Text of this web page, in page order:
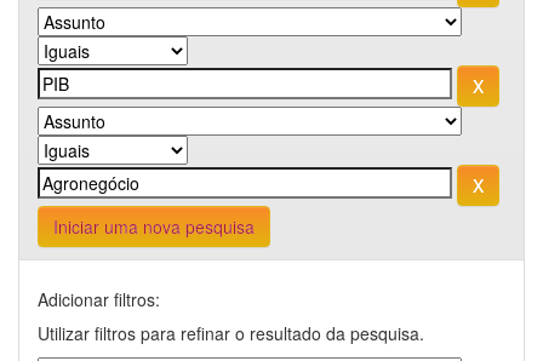
Iniciar uma nova pesquisa
Adicionar filtros:
Utilizar filtros para refinar o resultado da pesquisa.